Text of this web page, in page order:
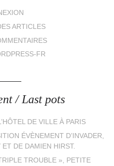
ARTICLES
FR
/ Last pots
DE VILLE À PARIS
ÉVÈNEMENT D’INVADER,
DE DAMIEN HIRST.
TROUBLE », PETITE